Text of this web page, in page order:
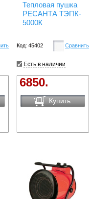
Тепловая пушка
РЕСАНТА ТЭПК-
5000К
Код: 45402 Сравнить
Есть в наличии
6850.
Купить